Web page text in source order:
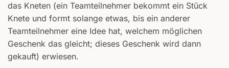
das Kneten (ein Teamteilnehmer bekommt ein Stück
Knete und formt solange etwas, bis ein anderer
Teamteilnehmer eine Idee hat, welchem möglichen
Geschenk das gleicht; dieses Geschenk wird dann
gekauft) erwiesen.